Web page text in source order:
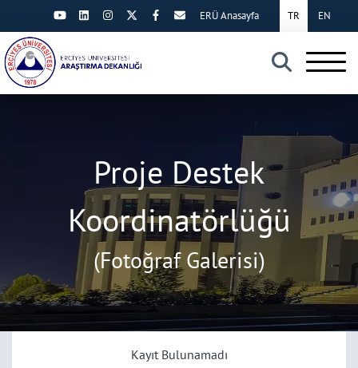
×
TR EN
ERÜ Anasayfa
Proje Destek
Koordinatörlüğü
(Fotoğraf Galerisi)
Kayıt Bulunamadı